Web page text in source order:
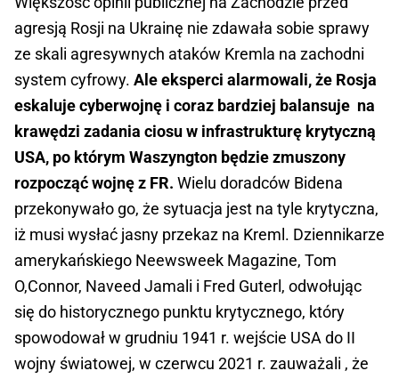
agresją Rosji na Ukrainę nie zdawała sobie sprawy
ze skali agresywnych ataków Kremla na zachodni
system cyfrowy. Ale eksperci alarmowali, że Rosja
eskaluje cyberwojnę i coraz bardziej balansuje na
krawędzi zadania ciosu w infrastrukturę krytyczną
USA, po którym Waszyngton będzie zmuszony
rozpocząć wojnę z FR. Wielu doradców Bidena
przekonywało go, że sytuacja jest na tyle krytyczna,
iż musi wysłać jasny przekaz na Kreml. Dziennikarze
amerykańskiego Neewsweek Magazine, Tom
O,Connor, Naveed Jamali i Fred Guterl, odwołując
się do historycznego punktu krytycznego, który
spowodował w grudniu 1941 r. wejście USA do II
wojny światowej, w czerwcu 2021 r. zauważali , że